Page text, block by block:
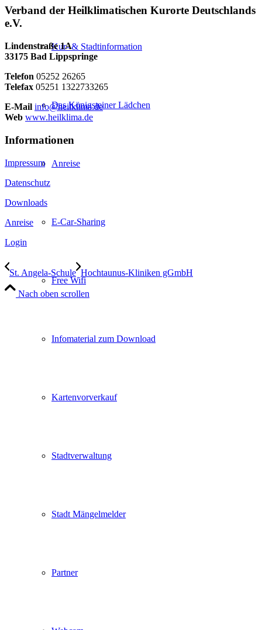
Kur- & Stadtinformation
Das Königsteiner Lädchen
Anreise
E-Car-Sharing
Free Wifi
Infomaterial zum Download
Kartenvorverkauf
Stadtverwaltung
Stadt Mängelmelder
Partner
Verband der Heilklimatischen Kurorte Deutschlands
e.V.
Lindenstraße 1A
33175 Bad Lippspringe
Telefon 05252 26265
Telefax 05251 1322733265
E-Mail info@heilklima.de
Web www.heilklima.de
Informationen
Impressum
Datenschutz
Downloads
Anreise
Login
St. Angela-Schule Hochtaunus-Kliniken gGmbH
Nach oben scrollen